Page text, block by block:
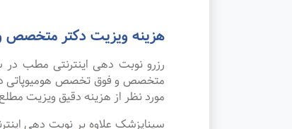
هزینه ویزیت دکتر متخصص
رزرو نوبت دهی اینترنتی مطب
متخصص و فوق تخصص هومیوپاتی در
مورد نظر از هزینه دقیق ویزیت
سیناپزشک علاوه بر نوبت دهی